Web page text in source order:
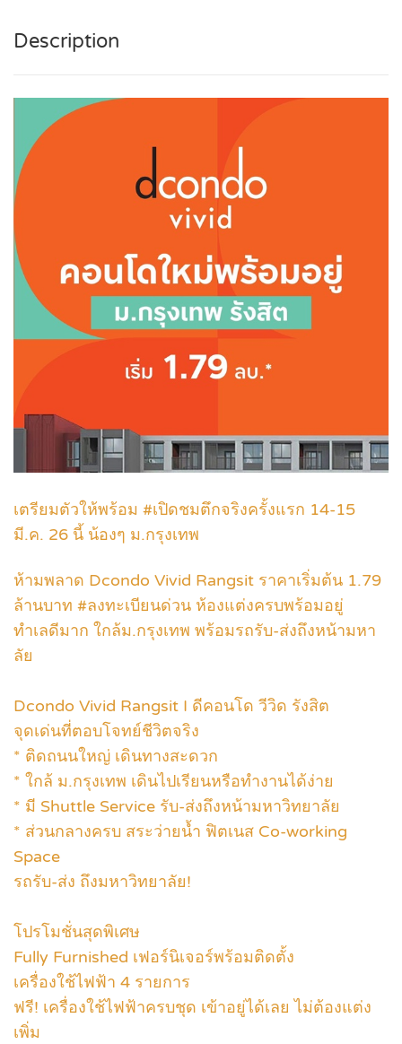
Description
เตรียมตัวให้พร้อม #เปิดชมตึกจริงครั้งแรก 14-15
มี.ค. 26 นี้ น้องๆ ม.กรุงเทพ
ห้ามพลาด Dcondo Vivid Rangsit ราคาเริ่มต้น 1.79
ล้านบาท #ลงทะเบียนด่วน ห้องแต่งครบพร้อมอยู่
ทำเลดีมาก ใกล้ม.กรุงเทพ พร้อมรถรับ-ส่งถึงหน้ามหา
ลัย
Dcondo Vivid Rangsit I ดีคอนโด วีวิด รังสิต
จุดเด่นที่ตอบโจทย์ชีวิตจริง
* ติดถนนใหญ่ เดินทางสะดวก
* ใกล้ ม.กรุงเทพ เดินไปเรียนหรือทำงานได้ง่าย
* มี Shuttle Service รับ-ส่งถึงหน้ามหาวิทยาลัย
* ส่วนกลางครบ สระว่ายน้ำ ฟิตเนส Co-working
Space
รถรับ-ส่ง ถึงมหาวิทยาลัย!
โปรโมชั่นสุดพิเศษ
Fully Furnished เฟอร์นิเจอร์พร้อมติดตั้ง
เครื่องใช้ไฟฟ้า 4 รายการ
ฟรี! เครื่องใช้ไฟฟ้าครบชุด เข้าอยู่ได้เลย ไม่ต้องแต่ง
เพิ่ม